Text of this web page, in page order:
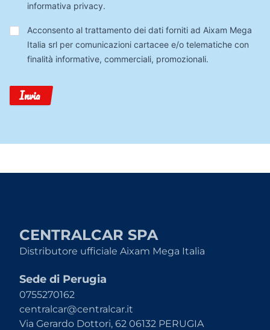
informativa privacy.
Trattamento
Dati
Acconsento al trattamento dei dati forniti ad Aixam Mega
Italia srl per comunicazioni cartacee e/o telematiche con
finalità informative, commerciali, promozionali.
Invia
CENTRALCAR SPA
Distributore ufficiale Aixam Mega Italia
Sede di Perugia
0755270162
centralcar@centralcar.it
Via Gerardo Dottori, 62 06132 PERUGIA